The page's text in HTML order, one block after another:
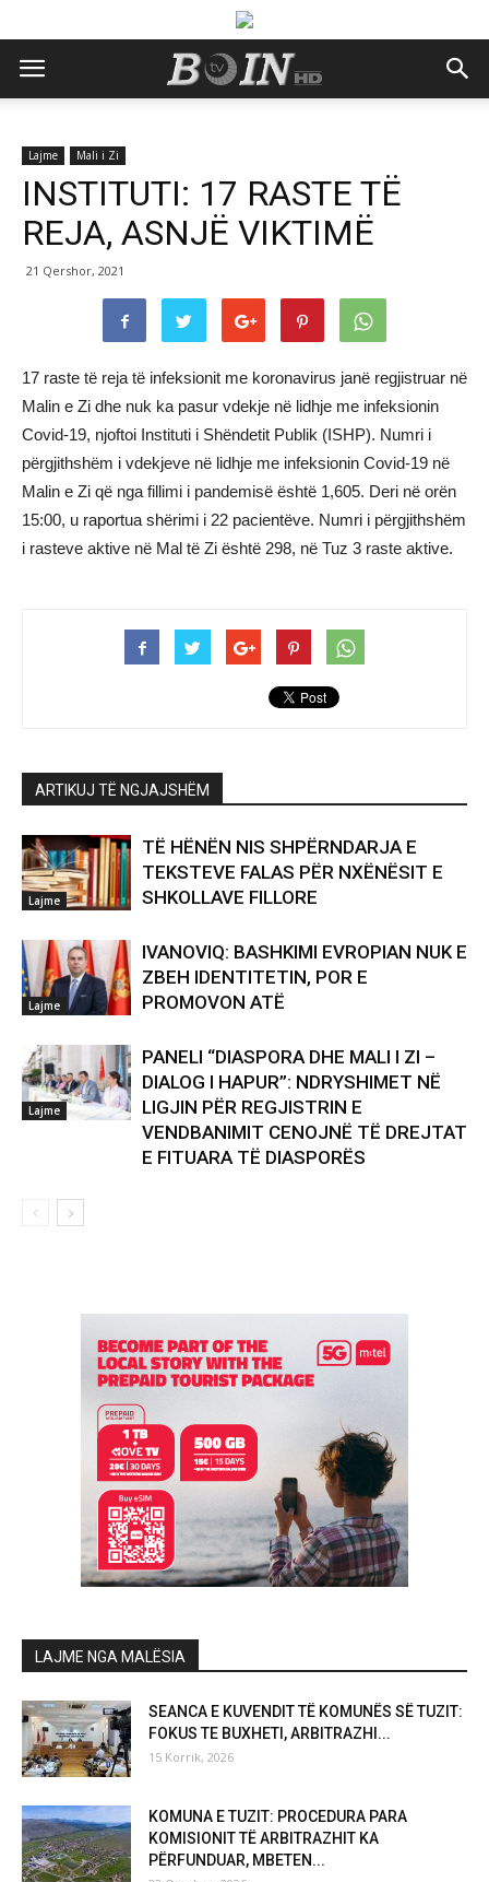
Lajme Mali i Zi
INSTITUTI: 17 RASTE TË
REJA, ASNJË VIKTIMË
21 Qershor, 2021
17 raste të reja të infeksionit me koronavirus janë regjistruar në
Malin e Zi dhe nuk ka pasur vdekje në lidhje me infeksionin
Covid-19, njoftoi Instituti i Shëndetit Publik (ISHP). Numri i
përgjithshëm i vdekjeve në lidhje me infeksionin Covid-19 në
Malin e Zi që nga fillimi i pandemisë është 1,605. Deri në orën
15:00, u raportua shërimi i 22 pacientëve. Numri i përgjithshëm
i rasteve aktive në Mal të Zi është 298, në Tuz 3 raste aktive.
ARTIKUJ TË NGJAJSHËM
Lajme
TË HËNËN NIS SHPËRNDARJA E
TEKSTEVE FALAS PËR NXËNËSIT E
SHKOLLAVE FILLORE
Lajme
IVANOVIQ: BASHKIMI EVROPIAN NUK E
ZBEH IDENTITETIN, POR E
PROMOVON ATË
Lajme
PANELI “DIASPORA DHE MALI I ZI –
DIALOG I HAPUR”: NDRYSHIMET NË
LIGJIN PËR REGJISTRIN E
VENDBANIMIT CENOJNË TË DREJTAT
E FITUARA TË DIASPORËS
LAJME NGA MALËSIA
SEANCA E KUVENDIT TË KOMUNËS SË TUZIT:
FOKUS TE BUXHETI, ARBITRAZHI...
15 Korrik, 2026
KOMUNA E TUZIT: PROCEDURA PARA
KOMISIONIT TË ARBITRAZHIT KA
PËRFUNDUAR, MBETEN...